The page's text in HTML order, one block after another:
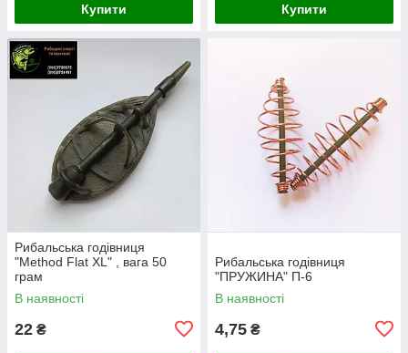
Купити Купити
Рибальська годівниця
"Method Flat XL" , вага 50
грам
В наявності
22 ₴
Рибальська годівниця
"ПРУЖИНА" П-6
В наявності
4,75 ₴